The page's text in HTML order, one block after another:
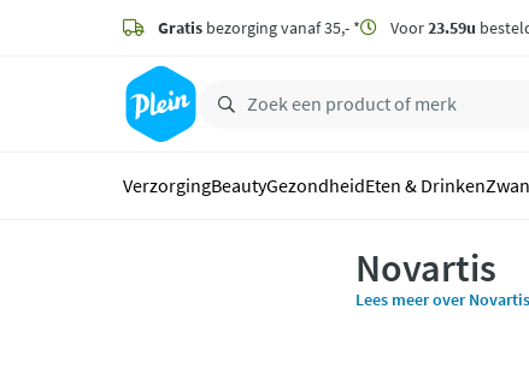
zoeken
hoofdinhoud
Gratis bezorging vanaf 35,- * Voor23.59u
VerzorgingBeautyGezondheidEten & Drinken
Novartis
Lees meer over Novartis